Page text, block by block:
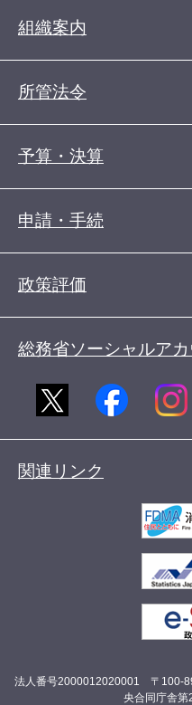
組織案内
所管法令
予算・決算
申請・手続
政策評価
総務省ソーシャルア
関連リンク
法人番号2000012020001 〒100-
央合同庁舎第